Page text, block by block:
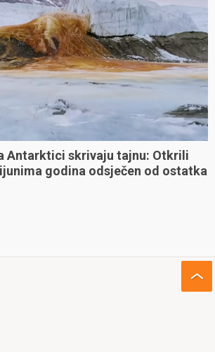
Antarktici skrivaju tajnu: Otkrili
godina odsječen od ostatka